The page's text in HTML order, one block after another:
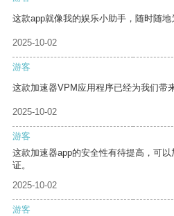
这款app就像我的娱乐小助手，随时随地
2025-10-02
游客
这款加速器VPM应用程序已经为我们带
2025-10-02
游客
这款加速器app的安全性有待提高，可
证。
2025-10-02
游客